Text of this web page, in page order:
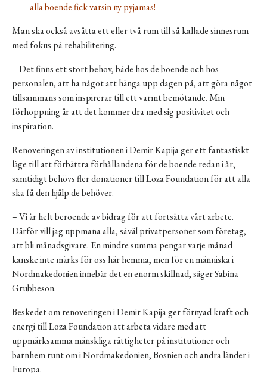
alla boende fick varsin ny pyjamas!
Man ska också avsätta ett eller två rum till så kallade sinnesrum
med fokus på rehabilitering.
– Det finns ett stort behov, både hos de boende och hos
personalen, att ha något att hänga upp dagen på, att göra något
tillsammans som inspirerar till ett varmt bemötande. Min
förhoppning är att det kommer dra med sig positivitet och
inspiration.
Renoveringen av institutionen i Demir Kapija ger ett fantastiskt
läge till att förbättra förhållandena för de boende redan i år,
samtidigt behövs fler donationer till Loza Foundation för att alla
ska få den hjälp de behöver.
– Vi är helt beroende av bidrag för att fortsätta vårt arbete.
Därför vill jag uppmana alla, såväl privatpersoner som företag,
att bli månadsgivare. En mindre summa pengar varje månad
kanske inte märks för oss här hemma, men för en människa i
Nordmakedonien innebär det en enorm skillnad, säger Sabina
Grubbeson.
Beskedet om renoveringen i Demir Kapija ger förnyad kraft och
energi till Loza Foundation att arbeta vidare med att
uppmärksamma mänskliga rättigheter på institutioner och
barnhem runt om i Nordmakedonien, Bosnien och andra länder i
Europa.